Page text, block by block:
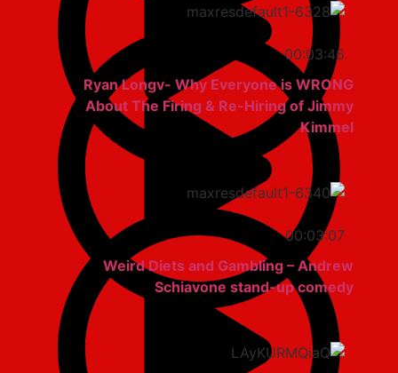
00:03:46
Ryan Longv- Why Everyone is WRONG
About The Firing & Re-Hiring of Jimmy
Kimmel
00:03:07
Weird Diets and Gambling – Andrew
Schiavone stand-up comedy